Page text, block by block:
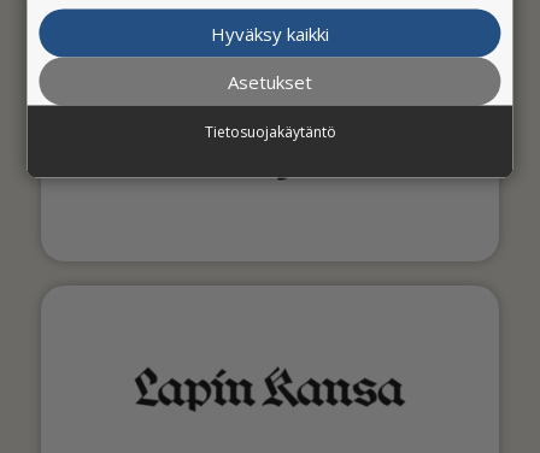
Hyväksy kaikki
Asetukset
Tietosuojakäytäntö